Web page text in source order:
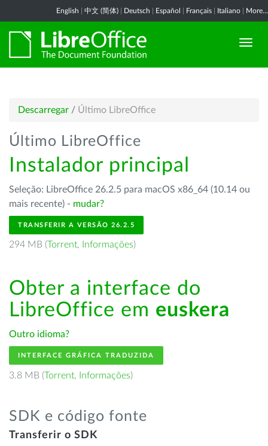
English 中文 (简体) Deutsch Español Français Italiano More...
Descarregar / Último LibreOffice
Último LibreOffice
Instalador principal
Seleção: LibreOffice 26.2.5 para macOS x86_64 (10.14 ou
mais recente) - mudar?
TRANSFERIR A VERSÃO 26.2.5
294 MB (Torrent, Informações)
Obter a interface do
LibreOffice em euskera
Outro idioma?
INTERFACE GRÁFICA TRADUZIDA
3.8 MB (Torrent, Informações)
SDK e código fonte
Transferir o SDK